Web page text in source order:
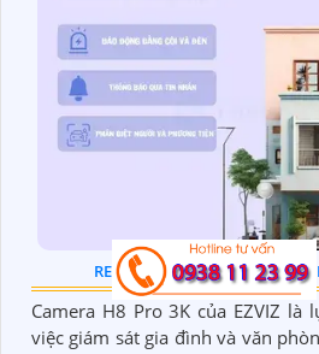
REVIEW VỀ MẪU CAMERA H8
Camera H8 Pro 3K của EZVIZ
việc giám sát gia đình và văn